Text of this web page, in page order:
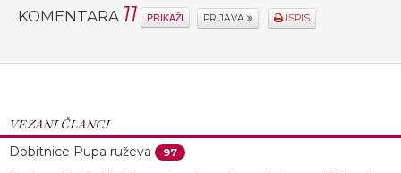
KOMENTARA 11 PRIKAŽI PRIJAVA ISPIS
VEZANI ČLANCI
Dobitnice Pupa ruževa
97